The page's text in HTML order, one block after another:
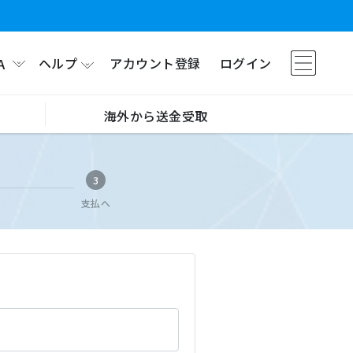
ヘルプ アカウント登録 ログイン
海外から送金受取
3
支払へ